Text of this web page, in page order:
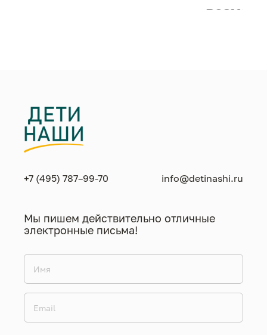
+7 (495) 787–99-70 info@detinashi.ru
Мы пишем действительно отличные
электронные письма!